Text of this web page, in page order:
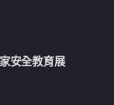
安全教育展